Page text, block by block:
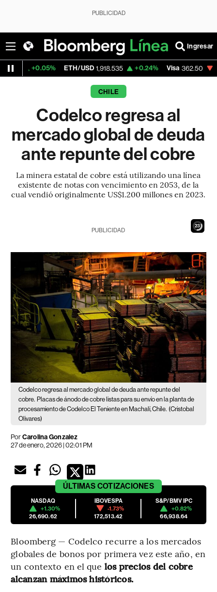
PUBLICIDAD
Ingresar
ETH/USD 1,918.535 +0.24% Visa 362.50 -2.15%
CHILE
Codelco regresa al
mercado global de deuda
ante repunte del cobre
La minera estatal de cobre está utilizando una línea
existente de notas con vencimiento en 2053, de la
cual vendió originalmente US$1.200 millones en 2023.
22
PUBLICIDAD
Codelco regresa al mercado global de deuda ante repunte del
cobre. Placas de ánodo de cobre listas para su envío en la planta de
procesamiento de Codelco El Teniente en Machalí, Chile. (Cristobal
Olivares)
PorCarolina Gonzalez
27 de enero, 2026 | 02:01 PM
ÚLTIMAS COTIZACIONES
NASDAQ
+1.30%
26,690.62
IBOVESPA
-1.73%
172,513.42
S&P/BMV IPC
+0.82%
66,938.64
Bloomberg — Codelco recurre a los mercados
globales de bonos por primera vez este año, en
un contexto en el que los precios del cobre
alcanzan máximos históricos.